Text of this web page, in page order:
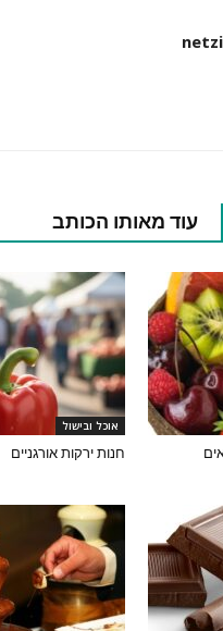
עוד מאותו הכותב
אוכל ובישול
חנות ירקות אורגניים